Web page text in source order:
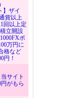
】ザイ
貨以上
回以上定
立開設
ポ
万円に
格など
円！
サイト
がもら